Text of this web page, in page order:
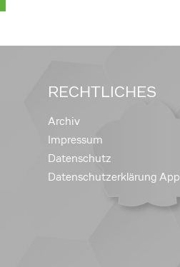
RECHTLICHES
Archiv
Impressum
Datenschutz
Datenschutzerklärung App